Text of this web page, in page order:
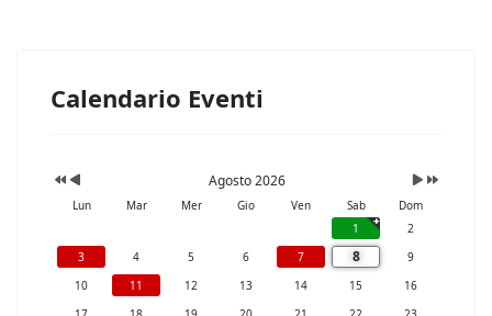
Calendario Eventi
Agosto 2026
Lun Mar Mer Gio Ven Sab
Dom
1
2
3
4 5 6 7 8
9
10
11 12 13 14 15
16